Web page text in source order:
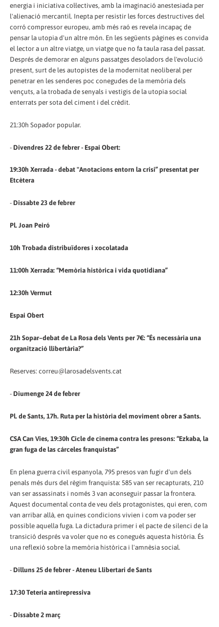
energia i iniciativa col·lectives, amb la imaginació anestesiada per
l'alienació mercantil. Inepta per resistir les forces destructives del
corró compressor europeu, amb més raó es revela incapaç de
pensar la utopia d'un altre món. En les següents pàgines es convida
el lector a un altre viatge, un viatge que no fa taula rasa del passat.
Després de demorar en alguns passatges desoladors de l'evolució
present, surt de les autopistes de la modernitat neoliberal per
penetrar en les senderes poc conegudes de la memòria dels
vençuts, a la trobada de senyals i vestigis de la utopia social
enterrats per sota del ciment i del crèdit.
21:30h Sopador popular.
- Divendres 22 de febrer - Espai Obert:
19:30h Xerrada - debat "Anotacions entorn la crisi” presentat per
Etcètera
- Dissabte 23 de febrer
Pl. Joan Peiró
10h Trobada distribuïdores i xocolatada
11:00h Xerrada: “Memòria històrica i vida quotidiana”
12:30h Vermut
Espai Obert
21h Sopar–debat de La Rosa dels Vents per 7€: “És necessària una
organització llibertària?”
Reserves: correu@larosadelsvents.cat
- Diumenge 24 de febrer
Pl. de Sants, 17h. Ruta per la història del moviment obrer a Sants.
CSA Can Vies, 19:30h Cicle de cinema contra les presons: “Ezkaba, la
gran fuga de las cárceles franquistas”
En plena guerra civil espanyola, 795 presos van fugir d'un dels
penals més durs del règim franquista: 585 van ser recapturats, 210
van ser assassinats i només 3 van aconseguir passar la frontera.
Aquest documental conta de veu dels protagonistes, qui eren, com
van arribar allà, en quines condicions vivien i com va poder ser
possible aquella fuga. La dictadura primer i el pacte de silenci de la
transició després va voler que no es conegués aquesta història. És
una reflexió sobre la memòria històrica i l'amnèsia social.
- Dilluns 25 de febrer - Ateneu Llibertari de Sants
17:30 Teteria antirepressiva
- Dissabte 2 març